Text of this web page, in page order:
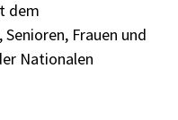
dem
Frauen und
Nationalen